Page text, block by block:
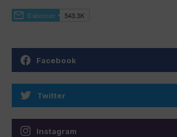
Facebook
Twitter
Instagram